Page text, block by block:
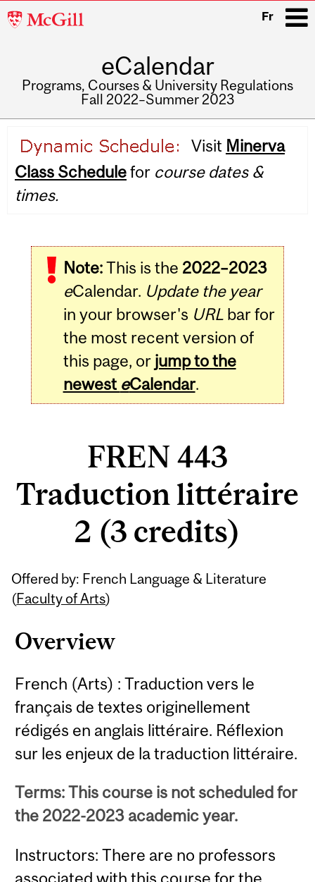
McGill
Fr
eCalendar
Programs, Courses & University Regulations
Fall 2022–Summer 2023
navigation
Visit Minerva
Class Schedulefor course dates &
times.
Note:This is the 2022–2023
eCalendar. Update the year
in your browser's URLbar for
the most recent version of
this page, or jump to the
newest eCalendar.
FREN 443
Traduction littéraire
2 (3 credits)
Offered by: French Language & Literature
(Faculty of Arts)
Overview
French (Arts) : Traduction vers le
français de textes originellement
rédigés en anglais littéraire. Réflexion
sur les enjeux de la traduction littéraire.
Terms: This course is not scheduled for
the 2022-2023 academic year.
Instructors: There are no professors
associated with this course for the
Related
Content